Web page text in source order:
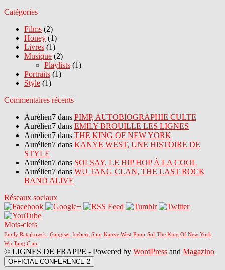
Catégories
Films (2)
Honey (1)
Livres (1)
Musique (2)
Playlists (1)
Portraits (1)
Style (1)
Commentaires récents
Aurélien7 dans PIMP, AUTOBIOGRAPHIE CULTE
Aurélien7 dans EMILY BROUILLE LES LIGNES
Aurélien7 dans THE KING OF NEW YORK
Aurélien7 dans KANYE WEST, UNE HISTOIRE DE
STYLE
Aurélien7 dans SOLSAY, LE HIP HOP À LA COOL
Aurélien7 dans WU TANG CLAN, THE LAST ROCK
BAND ALIVE
Réseaux sociaux
Mots-clefs
Emily Ratajkowski Gangtser Iceberg Slim Kanye West Pimp Sol The King Of New York
Wu Tang Clan
© LIGNES DE FRAPPE - Powered by WordPress and Magazino
OFFICIAL CONFERENCE 2